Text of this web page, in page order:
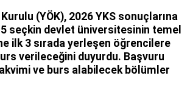
(YÖK), 2026 YKS sonuçlarına
seçkin devlet üniversitesinin temel
ilk 3 sırada yerleşen öğrencilere
verileceğini duyurdu. Başvuru
ve burs alabilecek bölümler